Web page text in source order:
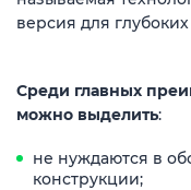
версия для
Среди главных
можно выделить:
не нуждаются в
конструкции;